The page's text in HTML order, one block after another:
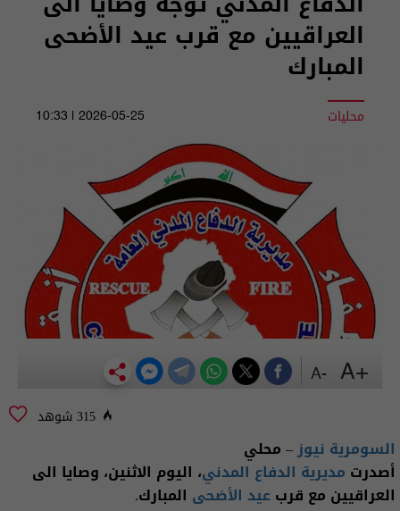
العراقيين مع قرب عيد الأضحى
المبارك
محليات 2026-05-25 | 10:33
315 شوهد
السومرية نيوز– محلي
أصدرت مديرية الدفاع المدني، اليوم الاثنين، وصايا الى
العراقيين مع قربعيد الأضحى المبارك.
+A
-A